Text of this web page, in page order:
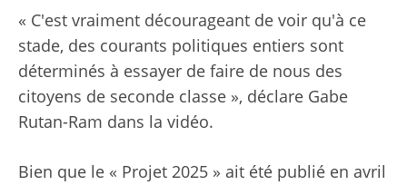
« C'est vraiment décourageant de voir qu'à ce
stade, des courants politiques entiers sont
déterminés à essayer de faire de nous des
citoyens de seconde classe », déclare Gabe
Rutan-Ram dans la vidéo.
Bien que le « Projet 2025 » ait été publié en avril